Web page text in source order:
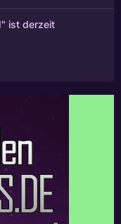
ist derzeit